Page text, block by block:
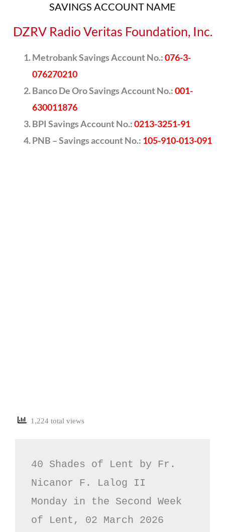
SAVINGS ACCOUNT NAME
DZRV Radio Veritas Foundation, Inc.
Metrobank Savings Account No.:076-3-
076270210
Banco De Oro Savings Account No.:001-
630011876
BPI Savings Account No.:0213-3251-91
PNB – Savings account No.: 105-910-013-091
1,224 total views
40 Shades of Lent by Fr.
Nicanor F. Lalog II
Monday in the Second Week
of Lent, 02 March 2026